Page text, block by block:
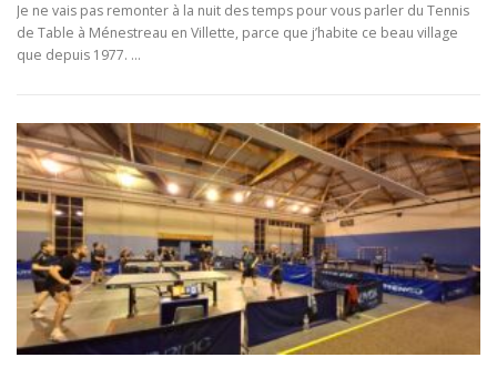
Je ne vais pas remonter à la nuit des temps pour vous parler du Tennis
de Table à Ménestreau en Villette, parce que j’habite ce beau village
que depuis 1977. …